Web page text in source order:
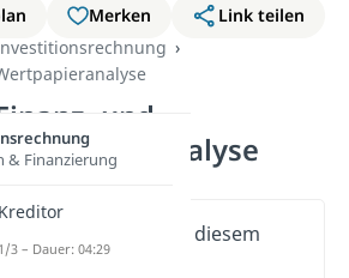
Merken
Link teilen
und
Wichtige Inhalte in diesem
Video
& Finanzierung
Kreditor
1/3 – Dauer: 04:29